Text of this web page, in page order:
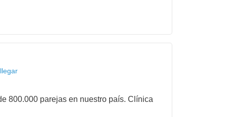
800.000 parejas en nuestro país. Clínica